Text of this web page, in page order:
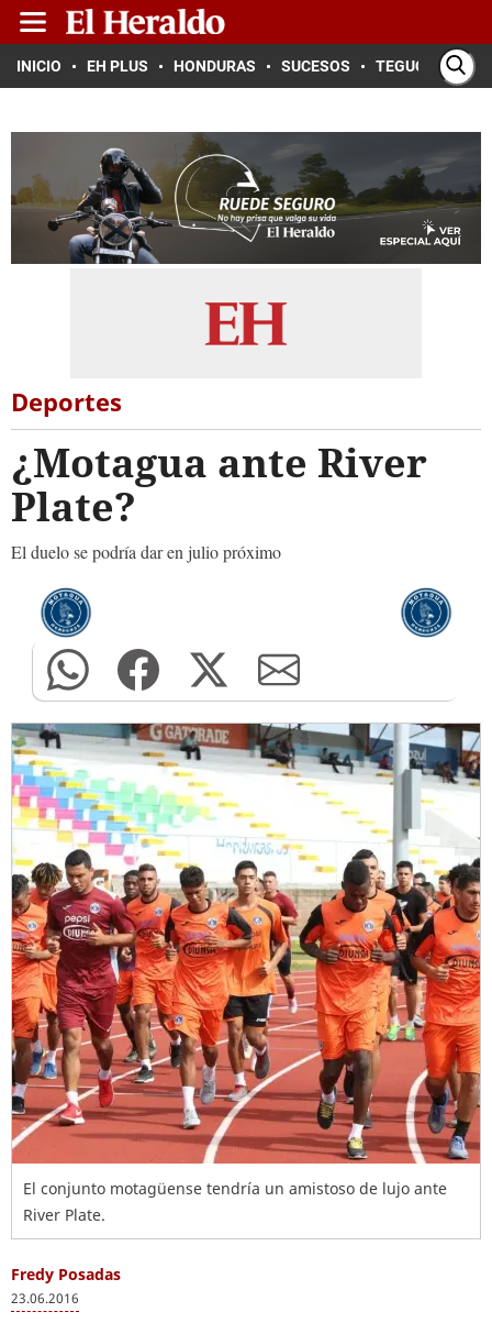
INICIO EH PLUS HONDURAS SUCESOS TEGUCIGALPA
Deportes
¿Motagua ante River
Plate?
El duelo se podría dar en julio próximo
El conjunto motagüense tendría un amistoso de lujo ante
River Plate.
Fredy Posadas
23.06.2016